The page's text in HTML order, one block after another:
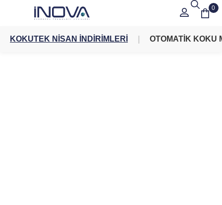
0
KOKUTEK NİSAN İNDİRİMLERİ OTOMATİK KOKU